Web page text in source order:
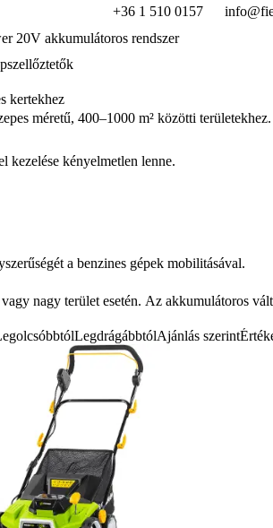
+36 1 510 0157
20V akkumulátoros rendszer
kertekhez
méretű, 400–1000 m² közötti
kezelése kényelmetlen lenne.
a benzines gépek mobilitásával.
nagy terület esetén. Az akkumulátoros
LegdrágábbtólAjánlás szerint